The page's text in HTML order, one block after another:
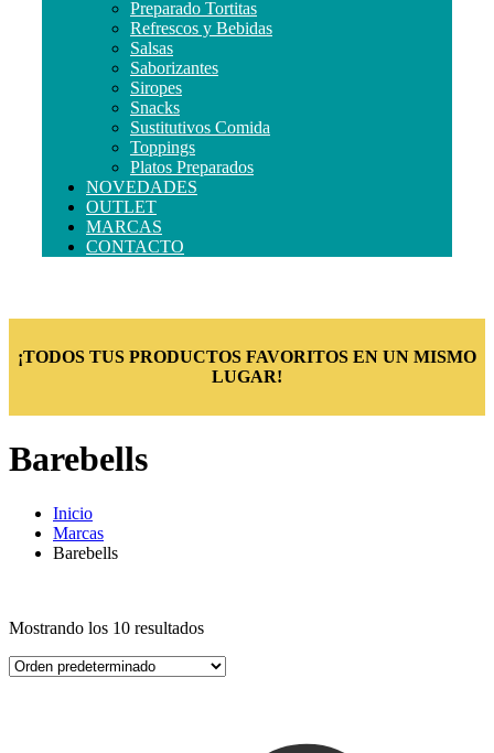
Preparado Tortitas
Refrescos y Bebidas
Salsas
Saborizantes
Siropes
Snacks
Sustitutivos Comida
Toppings
Platos Preparados
NOVEDADES
OUTLET
MARCAS
CONTACTO
¡TODOS TUS PRODUCTOS FAVORITOS EN UN MISMO
LUGAR!
Barebells
Inicio
Marcas
Barebells
Mostrando los 10 resultados